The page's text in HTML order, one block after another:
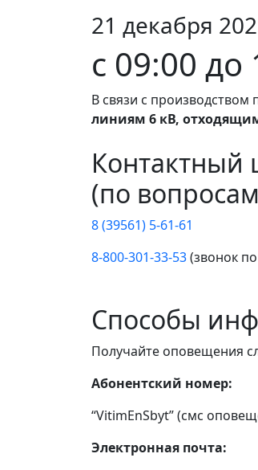
21 декабря
c 09:00
В связи с производством
линиям 6 кВ,
Контактный
(по
8 (39561) 5-61-61
8-800-301-33-53(звонок
Способы
Получайте оповещения
Абонентский номер:
“VitimEnSbyt” (смс
Электронная почта: